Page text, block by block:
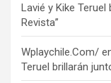
Lavié y Kike Teruel
Revista”
Wplaychile.Com/
Teruel brillarán